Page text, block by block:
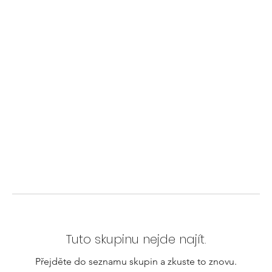
Tuto skupinu nejde najít.
Přejděte do seznamu skupin a zkuste to znovu.